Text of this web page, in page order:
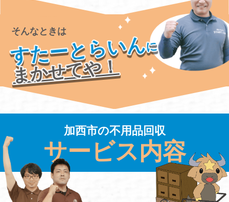
そんなときは
すたーとらいんに
まかせてや！
加西市の不用品回収
サービス内容